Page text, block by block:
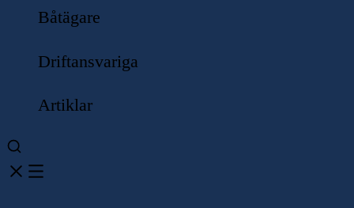
Båtägare
Driftansvariga
Artiklar